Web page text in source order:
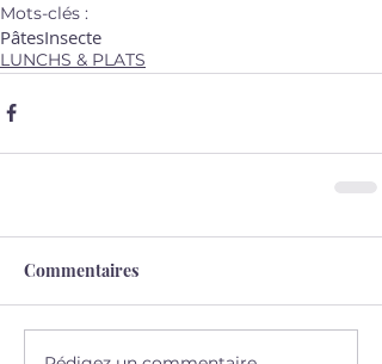
Mots-clés :
PâtesInsecte
LUNCHS & PLATS
Commentaires